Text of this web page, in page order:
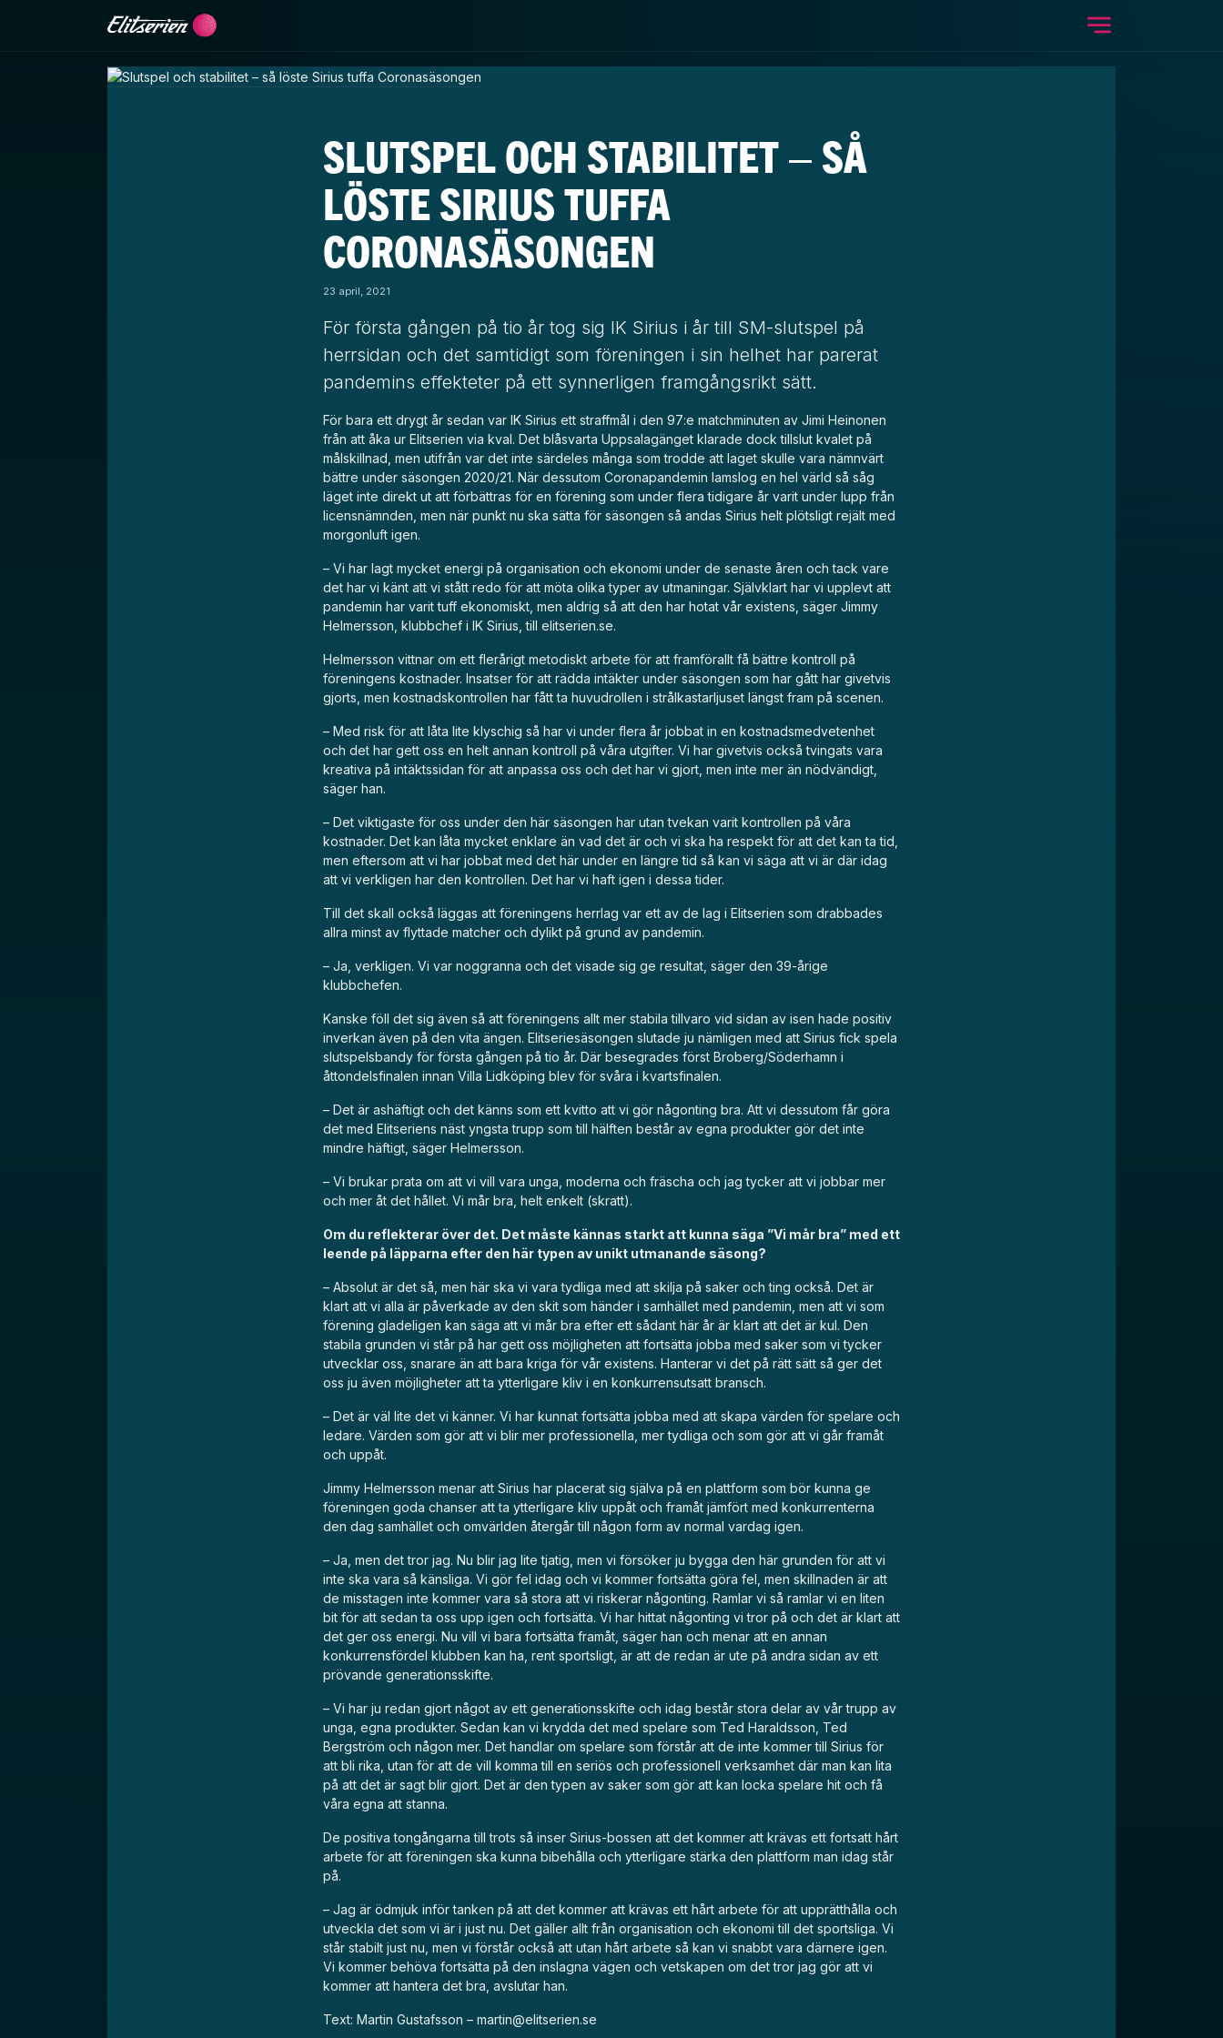
Meny
SLUTSPEL OCH STABILITET – SÅ
LÖSTE SIRIUS TUFFA
CORONASÄSONGEN
23 april, 2021
För första gången på tio år tog sig IK Sirius i år till SM-slutspel på
herrsidan och det samtidigt som föreningen i sin helhet har parerat
pandemins effekteter på ett synnerligen framgångsrikt sätt.
För bara ett drygt år sedan var IK Sirius ett straffmål i den 97:e matchminuten av Jimi Heinonen
från att åka ur Elitserien via kval. Det blåsvarta Uppsalagänget klarade dock tillslut kvalet på
målskillnad, men utifrån var det inte särdeles många som trodde att laget skulle vara nämnvärt
bättre under säsongen 2020/21. När dessutom Coronapandemin lamslog en hel värld så såg
läget inte direkt ut att förbättras för en förening som under flera tidigare år varit under lupp från
licensnämnden, men när punkt nu ska sätta för säsongen så andas Sirius helt plötsligt rejält med
morgonluft igen.
– Vi har lagt mycket energi på organisation och ekonomi under de senaste åren och tack vare
det har vi känt att vi stått redo för att möta olika typer av utmaningar. Självklart har vi upplevt att
pandemin har varit tuff ekonomiskt, men aldrig så att den har hotat vår existens, säger Jimmy
Helmersson, klubbchef i IK Sirius, till elitserien.se.
Helmersson vittnar om ett flerårigt metodiskt arbete för att framförallt få bättre kontroll på
föreningens kostnader. Insatser för att rädda intäkter under säsongen som har gått har givetvis
gjorts, men kostnadskontrollen har fått ta huvudrollen i strålkastarljuset längst fram på scenen.
– Med risk för att låta lite klyschig så har vi under flera år jobbat in en kostnadsmedvetenhet
och det har gett oss en helt annan kontroll på våra utgifter. Vi har givetvis också tvingats vara
kreativa på intäktssidan för att anpassa oss och det har vi gjort, men inte mer än nödvändigt,
säger han.
– Det viktigaste för oss under den här säsongen har utan tvekan varit kontrollen på våra
kostnader. Det kan låta mycket enklare än vad det är och vi ska ha respekt för att det kan ta tid,
men eftersom att vi har jobbat med det här under en längre tid så kan vi säga att vi är där idag
att vi verkligen har den kontrollen. Det har vi haft igen i dessa tider.
Till det skall också läggas att föreningens herrlag var ett av de lag i Elitserien som drabbades
allra minst av flyttade matcher och dylikt på grund av pandemin.
– Ja, verkligen. Vi var noggranna och det visade sig ge resultat, säger den 39-årige
klubbchefen.
Kanske föll det sig även så att föreningens allt mer stabila tillvaro vid sidan av isen hade positiv
inverkan även på den vita ängen. Elitseriesäsongen slutade ju nämligen med att Sirius fick spela
slutspelsbandy för första gången på tio år. Där besegrades först Broberg/Söderhamn i
åttondelsfinalen innan Villa Lidköping blev för svåra i kvartsfinalen.
– Det är ashäftigt och det känns som ett kvitto att vi gör någonting bra. Att vi dessutom får göra
det med Elitseriens näst yngsta trupp som till hälften består av egna produkter gör det inte
mindre häftigt, säger Helmersson.
– Vi brukar prata om att vi vill vara unga, moderna och fräscha och jag tycker att vi jobbar mer
och mer åt det hållet. Vi mår bra, helt enkelt (skratt).
Om du reflekterar över det. Det måste kännas starkt att kunna säga ”Vi mår bra” med ett
leende på läpparna efter den här typen av unikt utmanande säsong?
– Absolut är det så, men här ska vi vara tydliga med att skilja på saker och ting också. Det är
klart att vi alla är påverkade av den skit som händer i samhället med pandemin, men att vi som
förening gladeligen kan säga att vi mår bra efter ett sådant här år är klart att det är kul. Den
stabila grunden vi står på har gett oss möjligheten att fortsätta jobba med saker som vi tycker
utvecklar oss, snarare än att bara kriga för vår existens. Hanterar vi det på rätt sätt så ger det
oss ju även möjligheter att ta ytterligare kliv i en konkurrensutsatt bransch.
– Det är väl lite det vi känner. Vi har kunnat fortsätta jobba med att skapa värden för spelare och
ledare. Värden som gör att vi blir mer professionella, mer tydliga och som gör att vi går framåt
och uppåt.
Jimmy Helmersson menar att Sirius har placerat sig själva på en plattform som bör kunna ge
föreningen goda chanser att ta ytterligare kliv uppåt och framåt jämfört med konkurrenterna
den dag samhället och omvärlden återgår till någon form av normal vardag igen.
– Ja, men det tror jag. Nu blir jag lite tjatig, men vi försöker ju bygga den här grunden för att vi
inte ska vara så känsliga. Vi gör fel idag och vi kommer fortsätta göra fel, men skillnaden är att
de misstagen inte kommer vara så stora att vi riskerar någonting. Ramlar vi så ramlar vi en liten
bit för att sedan ta oss upp igen och fortsätta. Vi har hittat någonting vi tror på och det är klart att
det ger oss energi. Nu vill vi bara fortsätta framåt, säger han och menar att en annan
konkurrensfördel klubben kan ha, rent sportsligt, är att de redan är ute på andra sidan av ett
prövande generationsskifte.
– Vi har ju redan gjort något av ett generationsskifte och idag består stora delar av vår trupp av
unga, egna produkter. Sedan kan vi krydda det med spelare som Ted Haraldsson, Ted
Bergström och någon mer. Det handlar om spelare som förstår att de inte kommer till Sirius för
att bli rika, utan för att de vill komma till en seriös och professionell verksamhet där man kan lita
på att det är sagt blir gjort. Det är den typen av saker som gör att kan locka spelare hit och få
våra egna att stanna.
De positiva tongångarna till trots så inser Sirius-bossen att det kommer att krävas ett fortsatt hårt
arbete för att föreningen ska kunna bibehålla och ytterligare stärka den plattform man idag står
på.
– Jag är ödmjuk inför tanken på att det kommer att krävas ett hårt arbete för att upprätthålla och
utveckla det som vi är i just nu. Det gäller allt från organisation och ekonomi till det sportsliga. Vi
står stabilt just nu, men vi förstår också att utan hårt arbete så kan vi snabbt vara därnere igen.
Vi kommer behöva fortsätta på den inslagna vägen och vetskapen om det tror jag gör att vi
kommer att hantera det bra, avslutar han.
Text: Martin Gustafsson – martin@elitserien.se